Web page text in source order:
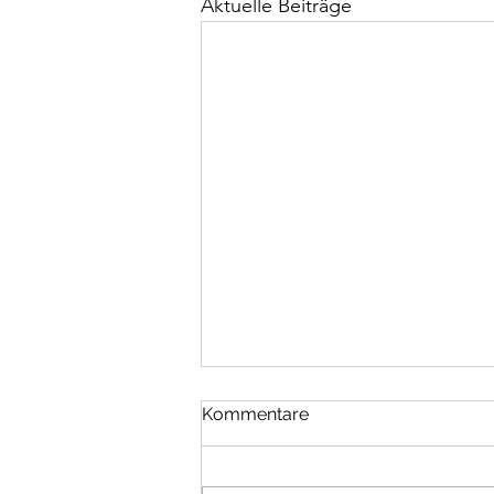
Aktuelle Beiträge
Juni 2026
Es war ein Mittwoch- wir sind früh
Kommentare